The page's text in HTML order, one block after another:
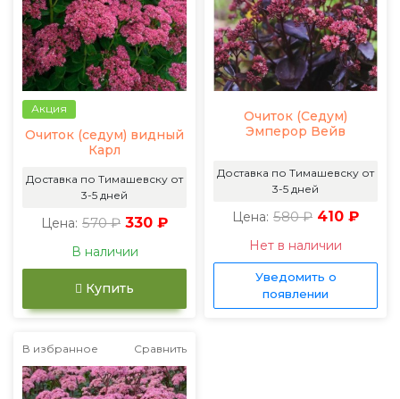
Акция
Очиток (седум) видный
Карл
Доставка по Тимашевску от
3-5 дней
Цена: 570 ₽ 330 ₽
В наличии
Купить
Очиток (Седум)
Эмперор Вейв
Доставка по Тимашевску от
3-5 дней
Цена: 580 ₽ 410 ₽
Нет в наличии
Уведомить о
появлении
В избранное Сравнить